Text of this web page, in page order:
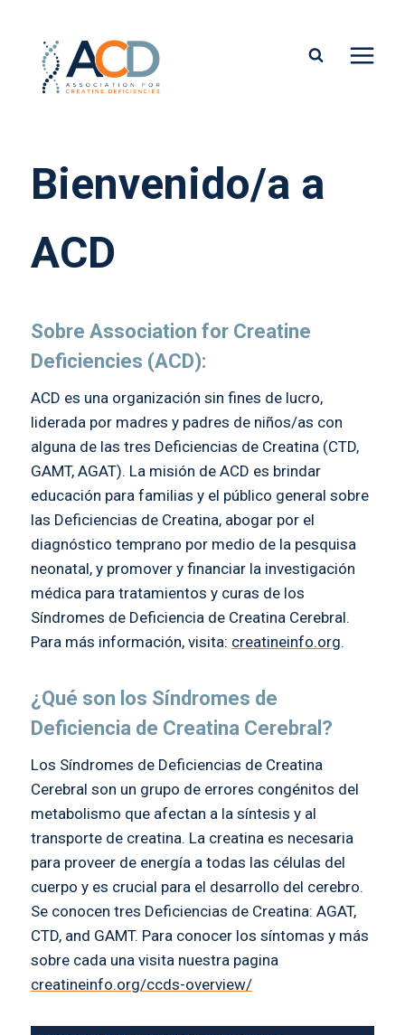
Bienvenido/a a
ACD
Sobre Association for Creatine
Deficiencies (ACD):
ACD es una organización sin fines de lucro,
liderada por madres y padres de niños/as con
alguna de las tres Deficiencias de Creatina (CTD,
GAMT, AGAT). La misión de ACD es brindar
educación para familias y el público general sobre
las Deficiencias de Creatina, abogar por el
diagnóstico temprano por medio de la pesquisa
neonatal, y promover y financiar la investigación
médica para tratamientos y curas de los
Síndromes de Deficiencia de Creatina Cerebral.
Para más información, visita: creatineinfo.org.
¿Qué son los Síndromes de
Deficiencia de Creatina Cerebral?
Los Síndromes de Deficiencias de Creatina
Cerebral son un grupo de errores congénitos del
metabolismo que afectan a la síntesis y al
transporte de creatina. La creatina es necesaria
para proveer de energía a todas las células del
cuerpo y es crucial para el desarrollo del cerebro.
Se conocen tres Deficiencias de Creatina: AGAT,
CTD, and GAMT. Para conocer los síntomas y más
sobre cada una visita nuestra pagina
creatineinfo.org/ccds-overview/